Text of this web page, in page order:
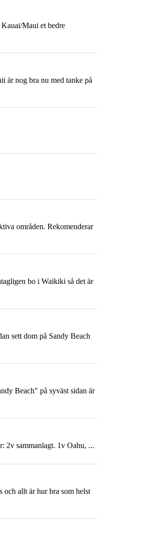
Maui et bedre
är nog bra nu med tanke på
områden. Rekomenderar
bo i Waikiki så det är
sett dom på Sandy Beach
Beach" på syväst sidan är
2v sammanlagt. 1v Oahu, ...
och allt är hur bra som helst